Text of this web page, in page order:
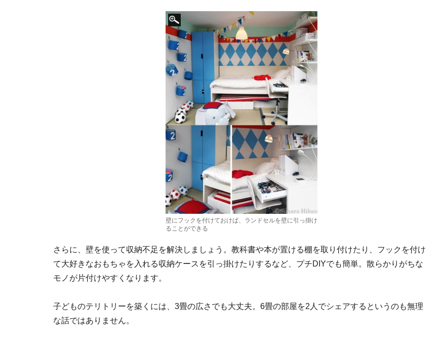
壁にフックを付けておけば、ランドセルを壁に引っ掛け
ることができる
さらに、壁を使って収納不足を解決しましょう。教科書や本が置ける棚を取り付けたり、フックを付け
て大好きなおもちゃを入れる収納ケースを引っ掛けたりするなど、プチDIYでも簡単。散らかりがちな
モノが片付けやすくなります。
子どものテリトリーを築くには、3畳の広さでも大丈夫。6畳の部屋を2人でシェアするというのも無理
な話ではありません。